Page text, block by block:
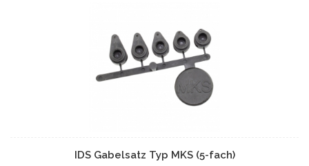
IDS Gabelsatz Typ MKS (5-fach)